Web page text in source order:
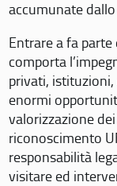
accumunate
Entrare a fa
comporta
privati, istituzioni,
enormi
valorizzazione
riconoscimento
responsabilità
visitare ed